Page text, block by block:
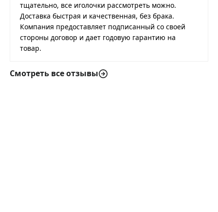
тщательно, все иголочки рассмотреть можно.
Доставка быстрая и качественная, без брака.
Компания предоставляет подписанный со своей
стороны договор и дает годовую гарантию на
товар.
Смотреть все отзывы